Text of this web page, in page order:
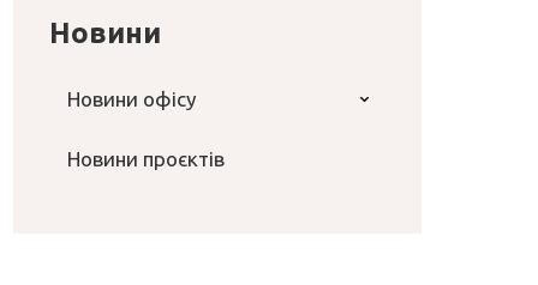
Новини
Новини офісу
Новини проєктів